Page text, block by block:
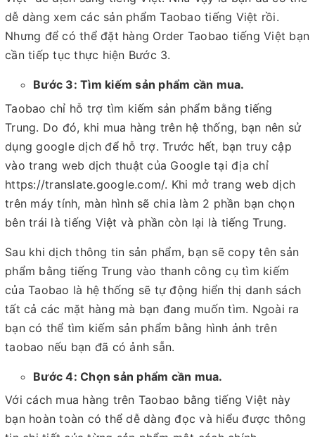
dễ dàng xem các sản phẩm Taobao tiếng Việt rồi.
Nhưng để có thể đặt hàng Order Taobao tiếng Việt bạn
cần tiếp tục thực hiện Bước 3.
Bước 3: Tìm kiếm sản phẩm cần mua.
Taobao chỉ hỗ trợ tìm kiếm sản phẩm bằng tiếng
Trung. Do đó, khi mua hàng trên hệ thống, bạn nên sử
dụng google dịch để hỗ trợ. Trước hết, bạn truy cập
vào trang web dịch thuật của Google tại địa chỉ
https://translate.google.com/. Khi mở trang web dịch
trên máy tính, màn hình sẽ chia làm 2 phần bạn chọn
bên trái là tiếng Việt và phần còn lại là tiếng Trung.
Sau khi dịch thông tin sản phẩm, bạn sẽ copy tên sản
phẩm bằng tiếng Trung vào thanh công cụ tìm kiếm
của Taobao là hệ thống sẽ tự động hiển thị danh sách
tất cả các mặt hàng mà bạn đang muốn tìm. Ngoài ra
bạn có thể tìm kiếm sản phẩm bằng hình ảnh trên
taobao nếu bạn đã có ảnh sẵn.
Bước 4: Chọn sản phẩm cần mua.
Với cách mua hàng trên Taobao bằng tiếng Việt này
bạn hoàn toàn có thể dễ dàng đọc và hiểu được thông